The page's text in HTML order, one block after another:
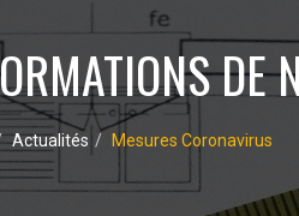
DE
Actualités Mesures Coronavirus